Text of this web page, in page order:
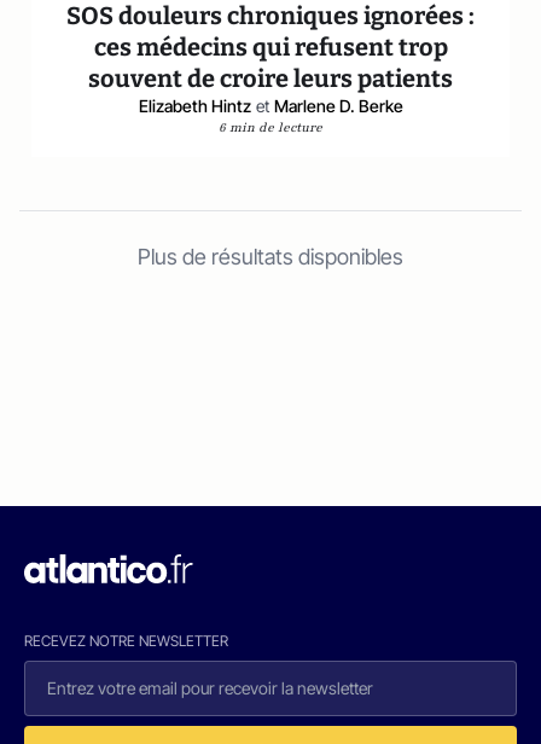
SOS douleurs chroniques ignorées :
ces médecins qui refusent trop
souvent de croire leurs patients
Elizabeth Hintz et Marlene D. Berke
6 min de lecture
Plus de résultats disponibles
RECEVEZ NOTRE NEWSLETTER